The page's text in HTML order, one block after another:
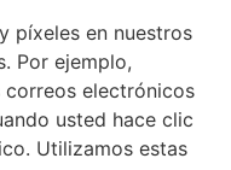
píxeles en nuestros
Por ejemplo,
electrónicos
usted hace clic
Utilizamos estas